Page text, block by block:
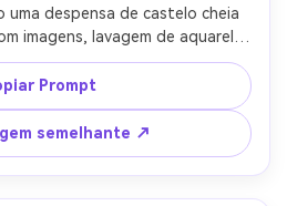
uma despensa de castelo cheia
imagens, lavagem de aquarela
espalhado, paleta de cores de
legíveis, luz acolhedora, design
em todas as páginas,
em uma parede em branco,
de campo rasa- -ar 4:5
Prompt
semelhante ↗